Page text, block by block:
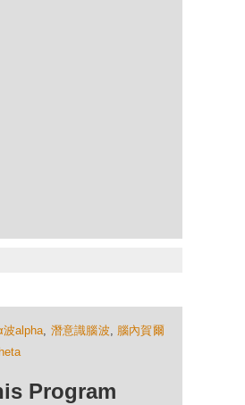
波alpha, 潛意識腦波, 腦內賀爾
Program